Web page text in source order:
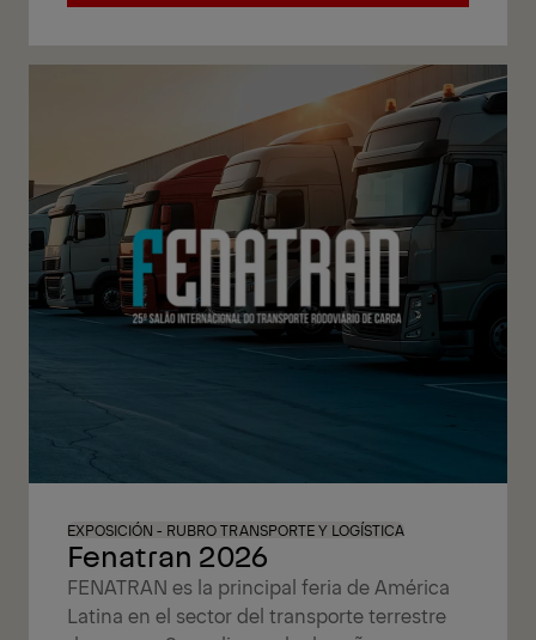
Fenatran 2026
EXPOSICIÓN - RUBRO TRANSPORTE Y LOGÍSTICA
FENATRAN es la principal feria de América
Latina en el sector del transporte terrestre